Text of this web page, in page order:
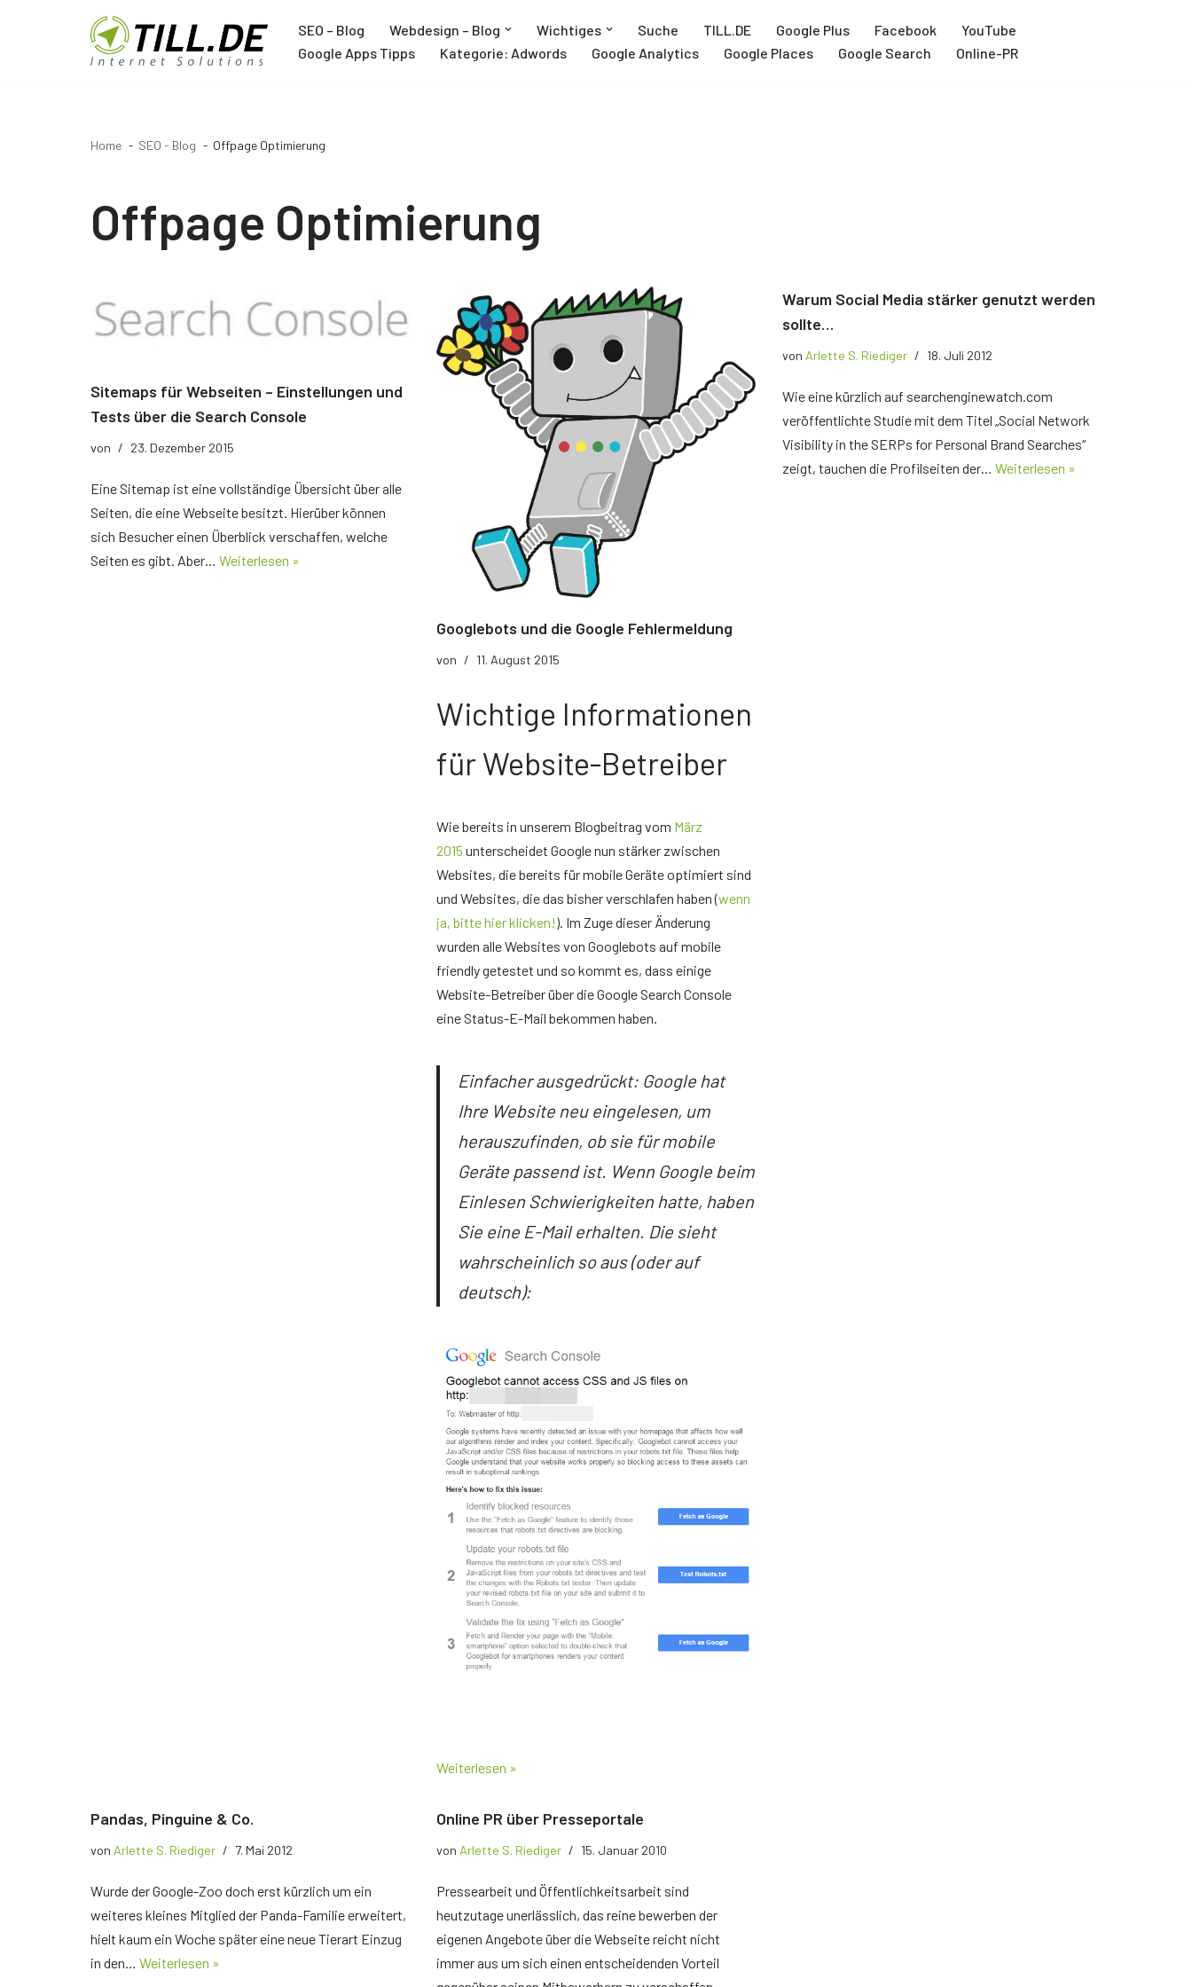
SEO – Blog Webdesign – Blog Wichtiges
Google Tag Manager Agentur
Joachim Schröder
Der richtige Seminartyp
Top Ten Tipps
Top Ten Tipps für Google Ads
Suche TILL.DE Google Plus Facebook
YouTube
Google Apps Tipps
Kategorie: Adwords Google Analytics Google Places Google Search Online-PR
Home SEO - Blog Offpage Optimierung
Offpage Optimierung
Sitemaps für Webseiten – Einstellungen und
Tests über die Search Console
von 23. Dezember 2015
Eine Sitemap ist eine vollständige Übersicht über alle
Seiten, die eine Webseite besitzt. Hierüber können
sich Besucher einen Überblick verschaffen, welche
Seiten es gibt. Aber… Weiterlesen »
Googlebots und die Google Fehlermeldung
von 11. August 2015
Wichtige Informationen
für Website-Betreiber
Wie bereits in unserem Blogbeitrag vom März
2015 unterscheidet Google nun stärker zwischen
Websites, die bereits für mobile Geräte optimiert sind
und Websites, die das bisher verschlafen haben (wenn
ja, bitte hier klicken!). Im Zuge dieser Änderung
wurden alle Websites von Googlebots auf mobile
friendly getestet und so kommt es, dass einige
Website-Betreiber über die Google Search Console
eine Status-E-Mail bekommen haben.
Einfacher ausgedrückt: Google hat
Ihre Website neu eingelesen, um
herauszufinden, ob sie für mobile
Geräte passend ist. Wenn Google beim
Einlesen Schwierigkeiten hatte, haben
Sie eine E-Mail erhalten. Die sieht
wahrscheinlich so aus (oder auf
deutsch):
Weiterlesen »
Warum Social Media stärker genutzt werden
sollte…
von Arlette S. Riediger 18. Juli 2012
Wie eine kürzlich auf searchenginewatch.com
veröffentlichte Studie mit dem Titel „Social Network
Visibility in the SERPs for Personal Brand Searches“
zeigt, tauchen die Profilseiten der… Weiterlesen »
Pandas, Pinguine & Co.
von Arlette S. Riediger 7. Mai 2012
Wurde der Google-Zoo doch erst kürzlich um ein
weiteres kleines Mitglied der Panda-Familie erweitert,
hielt kaum ein Woche später eine neue Tierart Einzug
in den… Weiterlesen »
Online PR über Presseportale
von Arlette S. Riediger 15. Januar 2010
Pressearbeit und Öffentlichkeitsarbeit sind
heutzutage unerlässlich, das reine bewerben der
eigenen Angebote über die Webseite reicht nicht
immer aus um sich einen entscheidenden Vorteil